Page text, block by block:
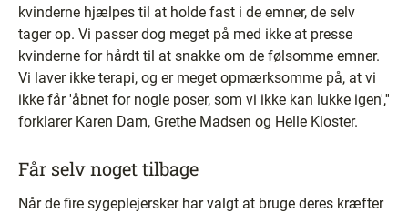
kvinderne hjælpes til at holde fast i de emner, de selv
tager op. Vi passer dog meget på med ikke at presse
kvinderne for hårdt til at snakke om de følsomme emner.
Vi laver ikke terapi, og er meget opmærksomme på, at vi
ikke får 'åbnet for nogle poser, som vi ikke kan lukke igen',''
forklarer Karen Dam, Grethe Madsen og Helle Kloster.
Får selv noget tilbage
Når de fire sygeplejersker har valgt at bruge deres kræfter